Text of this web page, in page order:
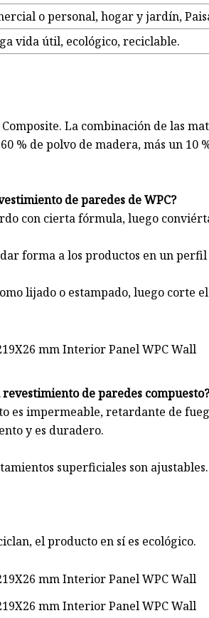
o personal, hogar y jardín,
vida útil, ecológico, reciclable.
La combinación de las
% de polvo de madera, más un 10
de paredes de WPC?
con cierta fórmula, luego
forma a los productos en un
lijado o estampado, luego corte
revestimiento de paredes
es impermeable, retardante de
y es duradero.
superficiales son ajustables.
el producto en sí es ecológico.